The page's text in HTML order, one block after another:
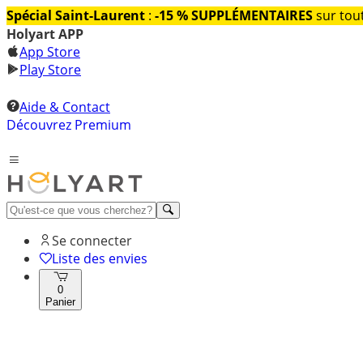
Spécial Saint-Laurent : -15 % SUPPLÉMENTAIRESsur
Holyart APP
App Store
Play Store
Aide & Contact
Découvrez Premium
Se connecter
Liste des envies
0
Panier